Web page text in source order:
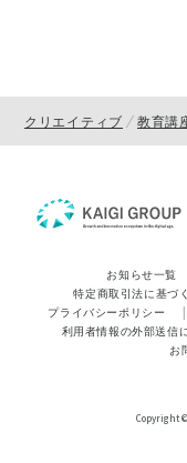
クリエイティブ 教育講
お知らせ一覧
特定商取引法に基づ
プライバシーポリシー
|
利用者情報の外部送信
お
Copyright